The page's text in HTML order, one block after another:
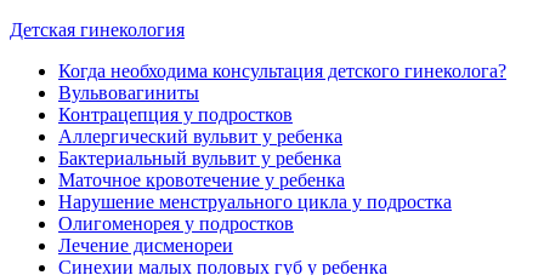
Детская гинекология
Когда необходима консультация детского гинеколога?
Вульвовагиниты
Контрацепция у подростков
Аллергический вульвит у ребенка
Бактериальный вульвит у ребенка
Маточное кровотечение у ребенка
Нарушение менструального цикла у подростка
Олигоменорея у подростков
Лечение дисменореи
Синехии малых половых губ у ребенка